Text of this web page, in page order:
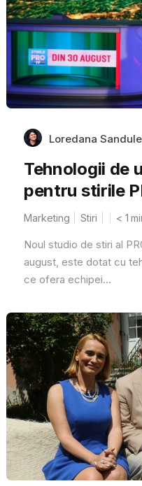
Loredana
Tehnologii de
pentru stirile
Marketing Stiri < 1
Noul studio de stiri al
august, este dotat cu
ce ofera echipei...